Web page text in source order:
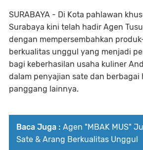
SURABAYA - Di Kota pahlawan
Surabaya kini telah hadir Agen
dengan mempersembahkan
berkualitas unggul yang menjadi
bagi keberhasilan usaha kuliner
dalam penyajian sate dan berbagai
panggang lainnya.
Baca Juga : Agen "MBAK MUS"
Sate & Arang Berkualitas Unggul